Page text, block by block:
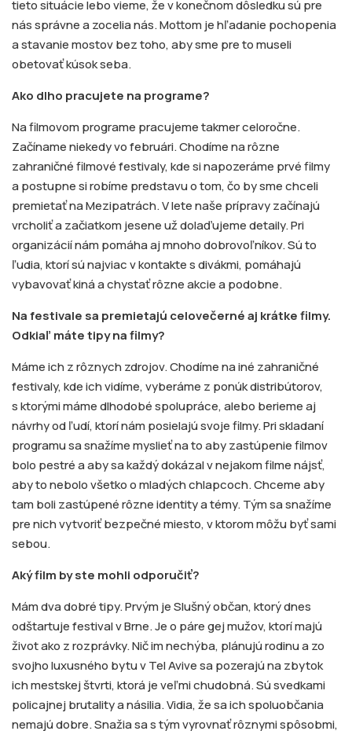
tieto situácie lebo vieme, že v konečnom dôsledku sú pre
nás správne a zocelia nás. Mottom je hľadanie pochopenia
a stavanie mostov bez toho, aby sme pre to museli
obetovať kúsok seba.
Ako dlho pracujete na programe?
Na filmovom programe pracujeme takmer celoročne.
Začíname niekedy vo februári. Chodíme na rôzne
zahraničné filmové festivaly, kde si napozeráme prvé filmy
a postupne si robíme predstavu o tom, čo by sme chceli
premietať na Mezipatrách. V lete naše prípravy začínajú
vrcholiť a začiatkom jesene už dolaďujeme detaily. Pri
organizácií nám pomáha aj mnoho dobrovoľníkov. Sú to
ľudia, ktorí sú najviac v kontakte s divákmi, pomáhajú
vybavovať kiná a chystať rôzne akcie a podobne.
Na festivale sa premietajú celovečerné aj krátke filmy.
Odkiaľ máte tipy na filmy?
Máme ich z rôznych zdrojov. Chodíme na iné zahraničné
festivaly, kde ich vidíme, vyberáme z ponúk distribútorov,
s ktorými máme dlhodobé spolupráce, alebo berieme aj
návrhy od ľudí, ktorí nám posielajú svoje filmy. Pri skladaní
programu sa snažíme myslieť na to aby zastúpenie filmov
bolo pestré a aby sa každý dokázal v nejakom filme nájsť,
aby to nebolo všetko o mladých chlapcoch. Chceme aby
tam boli zastúpené rôzne identity a témy. Tým sa snažíme
pre nich vytvoriť bezpečné miesto, v ktorom môžu byť sami
sebou.
Aký film by ste mohli odporučiť?
Mám dva dobré tipy. Prvým je Slušný občan, ktorý dnes
odštartuje festival v Brne. Je o páre gej mužov, ktorí majú
život ako z rozprávky. Nič im nechýba, plánujú rodinu a zo
svojho luxusného bytu v Tel Avive sa pozerajú na zbytok
ich mestskej štvrti, ktorá je veľmi chudobná. Sú svedkami
policajnej brutality a násilia. Vidia, že sa ich spoluobčania
nemajú dobre. Snažia sa s tým vyrovnať rôznymi spôsobmi,